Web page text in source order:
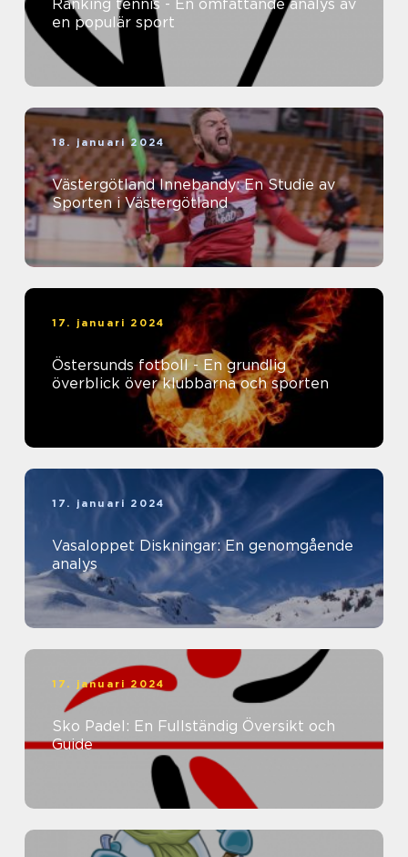
Ranking tennis - En omfattande analys av
en populär sport
18. januari 2024
Västergötland Innebandy: En Studie av
Sporten i Västergötland
17. januari 2024
Östersunds fotboll - En grundlig
överblick över klubbarna och sporten
17. januari 2024
Vasaloppet Diskningar: En genomgående
analys
17. januari 2024
Sko Padel: En Fullständig Översikt och
Guide